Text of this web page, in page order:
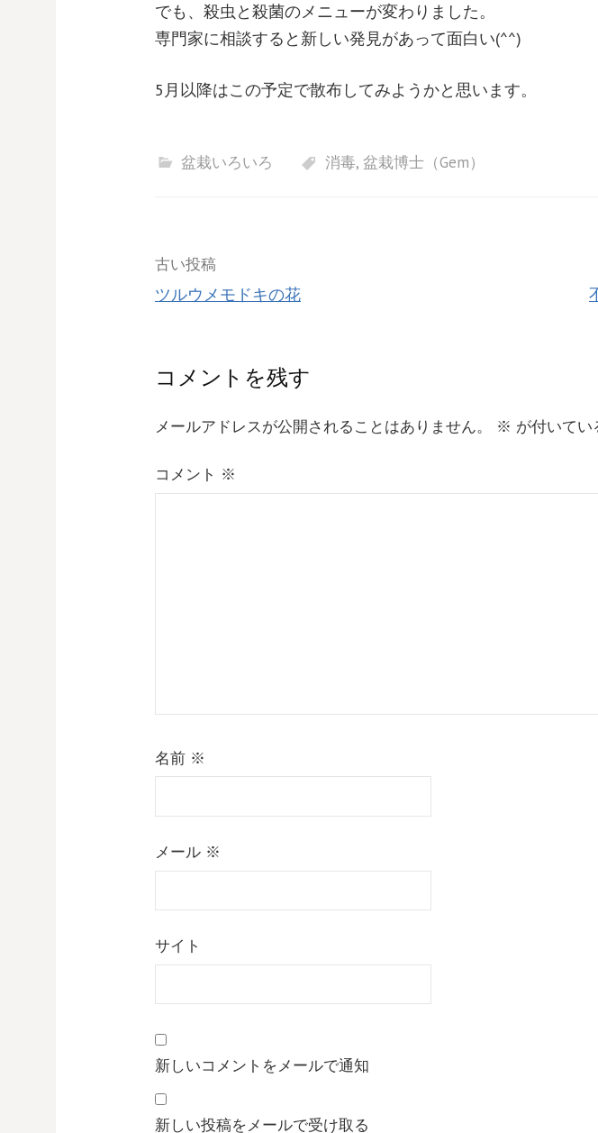
でも、殺虫と殺菌のメニューが変わりました。
専門家に相談すると新しい発見があって面白い(^^)
5月以降はこの予定で散布してみようかと思います。
盆栽いろいろ 消毒, 盆栽博士（Gem）
投
ナ
ー
古い投稿
ツルウメモドキの花
コメントを残す
メールアドレスが公開されることはありません。 ※ が付いてい
コメント ※
名前 ※
メール ※
サイト
新しいコメントをメールで通知
新しい投稿をメールで受け取る